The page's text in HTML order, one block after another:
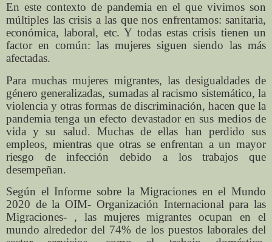
En este contexto de pandemia en el que vivimos son
múltiples las crisis a las que nos enfrentamos: sanitaria,
económica, laboral, etc. Y todas estas crisis tienen un
factor en común: las mujeres siguen siendo las más
afectadas.
Para muchas mujeres migrantes, las desigualdades de
género generalizadas, sumadas al racismo sistemático, la
violencia y otras formas de discriminación, hacen que la
pandemia tenga un efecto devastador en sus medios de
vida y su salud. Muchas de ellas han perdido sus
empleos, mientras que otras se enfrentan a un mayor
riesgo de infección debido a los trabajos que
desempeñan.
Según el Informe sobre la Migraciones en el Mundo
2020 de la OIM- Organización Internacional para las
Migraciones- , las mujeres migrantes ocupan en el
mundo alrededor del 74% de los puestos laborales del